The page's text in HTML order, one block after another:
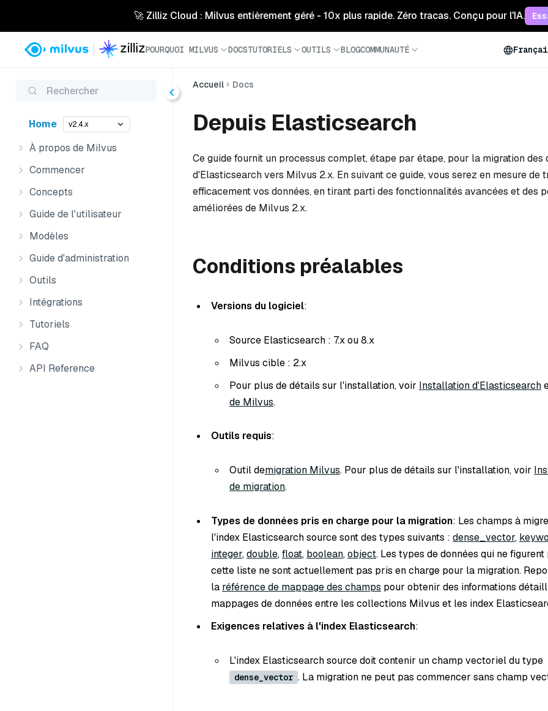
🚀 Zilliz Cloud : Milvus entièrement géré - 10x plus rapide. Zéro tracas. Conçu pour l'IA.
POURQUOI MILVUS DOCSTUTORIELS OUTILS BLOGCOMMUNAUTÉ
Rechercher
Home v2.4.x
À propos de Milvus
Commencer
Concepts
Guide de l'utilisateur
Modèles
Guide d'administration
Outils
Intégrations
Tutoriels
FAQ
API Reference
Accueil Docs
Depuis Elasticsearch
Ce guide fournit un processus complet, étape par étape, pour la migration des
d'Elasticsearch vers Milvus 2.x. En suivant ce guide, vous serez en mesure de
efficacement vos données, en tirant parti des fonctionnalités avancées et des
améliorées de Milvus 2.x.
Conditions préalables
Versions du logiciel:
Source Elasticsearch : 7.x ou 8.x
Milvus cible : 2.x
Pour plus de détails sur l'installation, voir Installation d'Elasticsearch
de Milvus.
Outils requis:
Outil demigration Milvus. Pour plus de détails sur l'installation, voir
de migration.
Types de données pris en charge pour la migration: Les champs à
l'index Elasticsearch source sont des types suivants : dense_vector,
integer,double,float, boolean,object. Les types de données qui ne figurent
cette liste ne sont actuellement pas pris en charge pour la migration.
la référence de mappage des champs pour obtenir des informations
mappages de données entre les collections Milvus et les index
Exigences relatives à l'index Elasticsearch:
L'index Elasticsearch source doit contenir un champ vectoriel du type
dense_vector . La migration ne peut pas commencer sans champ